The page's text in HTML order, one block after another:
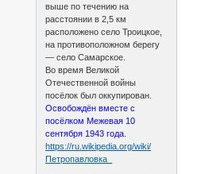
выше по течению на
расстоянии в 2,5 км
расположено село Троицкое,
на противоположном берегу
— село Самарское.
Во время Великой
Отечественной войны
посёлок был оккупирован.
Освобождён вместе с
посёлком Межевая 10
сентября 1943 года.
https://ru.wikipedia.org/wiki/
Петропавловка_